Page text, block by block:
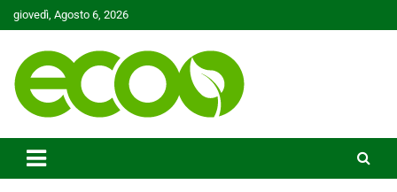
Skip
to
giovedì, Agosto 6, 2026
Ecoo.it